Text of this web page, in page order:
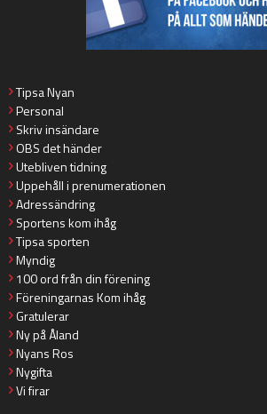
Tipsa Nyan
Personal
Skriv insändare
OBS det händer
Utebliven tidning
Uppehåll i prenumerationen
Adressändring
Sportens kom ihåg
Tipsa sporten
Myndig
100 ord från din förening
Föreningarnas Kom ihåg
Gratulerar
Ny på Åland
Nyans Ros
Nygifta
Vi firar